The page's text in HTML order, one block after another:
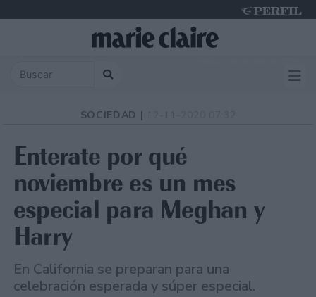
SOCIEDAD |
Enterate por qué
noviembre es un mes
especial para Meghan y
Harry
En California se preparan para una
celebración esperada y súper especial.